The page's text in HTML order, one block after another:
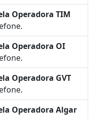
Operadora TIM
Operadora OI
Operadora GVT
Operadora Algar